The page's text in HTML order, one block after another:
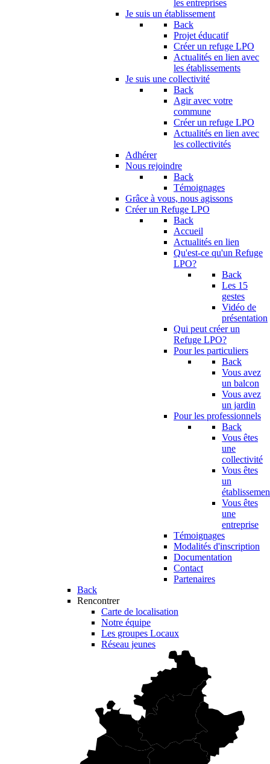
les entreprises
Je suis un établissement
Back
Projet éducatif
Créer un refuge LPO
Actualités en lien avec
les établissements
Je suis une collectivité
Back
Agir avec votre
commune
Créer un refuge LPO
Actualités en lien avec
les collectivités
Adhérer
Nous rejoindre
Back
Témoignages
Grâce à vous, nous agissons
Créer un Refuge LPO
Back
Accueil
Actualités en lien
Qu'est-ce qu'un Refuge
LPO?
Back
Les 15
gestes
Vidéo de
présentation
Qui peut créer un
Refuge LPO?
Pour les particuliers
Back
Vous avez
un balcon
Vous avez
un jardin
Pour les professionnels
Back
Vous êtes
une
collectivité
Vous êtes
un
Vous êtes
une
entreprise
Témoignages
Modalités d'inscription
Documentation
Contact
Partenaires
Back
Rencontrer
Carte de localisation
Notre équipe
Les groupes Locaux
Réseau jeunes